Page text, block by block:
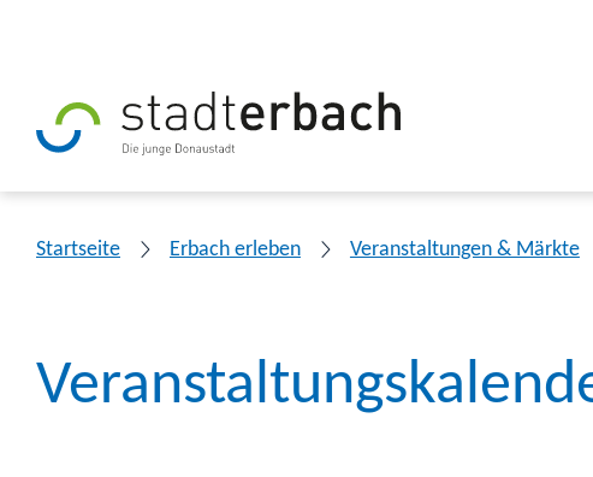
Startseite Erbach erleben Veranstaltungen & Märkte